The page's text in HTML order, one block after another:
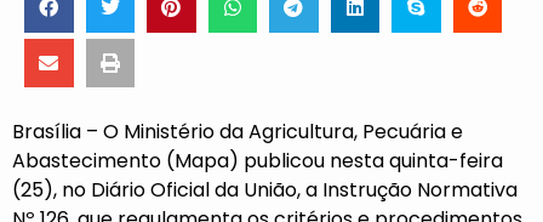
Brasília – O Ministério da Agricultura, Pecuária e
Abastecimento (Mapa) publicou nesta quinta-feira
(25), no Diário Oficial da União, a Instrução Normativa